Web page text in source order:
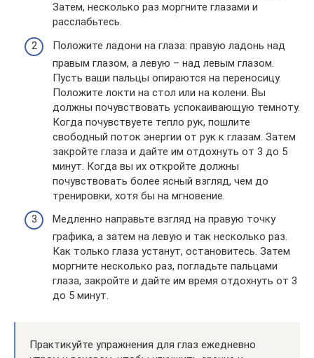
Затем, несколько раз моргните глазами и
расслабьтесь.
Положите ладони на глаза: правую ладонь над
правым глазом, а левую – над левым глазом.
Пусть ваши пальцы опираются на переносицу.
Положите локти на стол или на колени. Вы
должны почувствовать успокаивающую темноту.
Когда почувствуете тепло рук, пошлите
свободный поток энергии от рук к глазам. Затем
закройте глаза и дайте им отдохнуть от 3 до 5
минут. Когда вы их откройте должны
почувствовать более ясный взгляд, чем до
тренировки, хотя бы на мгновение.
Медленно направьте взгляд на правую точку
графика, а затем на левую и так несколько раз.
Как только глаза устанут, остановитесь. Затем
моргните несколько раз, погладьте пальцами
глаза, закройте и дайте им время отдохнуть от 3
до 5 минут.
Практикуйте упражнения для глаз ежедневно